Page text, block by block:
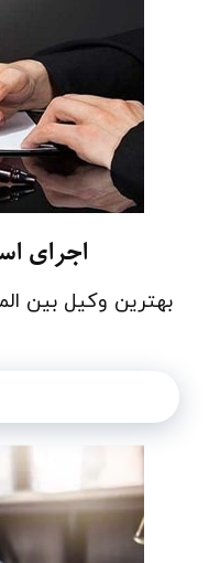
اجرای
بهترین وکیل بین